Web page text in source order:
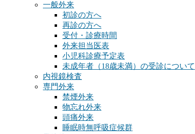
一般外来
初診の方へ
再診の方へ
受付・診療時間
外来担当医表
小児科診療予定表
未成年者（18歳未満）の受診について
内視鏡検査
専門外来
禁煙外来
物忘れ外来
頭痛外来
睡眠時無呼吸症候群